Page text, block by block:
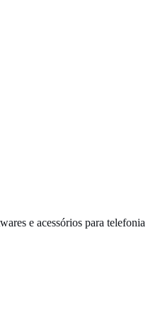
e acessórios para